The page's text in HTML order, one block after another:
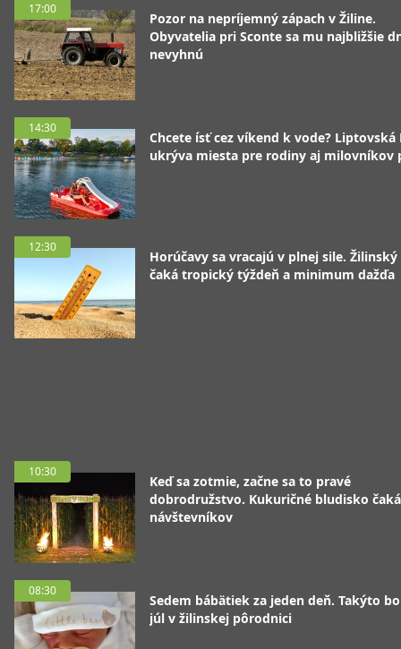
17:00
Pozor na nepríjemný zápach v Žiline.
Obyvatelia pri Sconte sa mu najbližšie
nevyhnú
14:30
Chcete ísť cez víkend k vode? Liptovská
ukrýva miesta pre rodiny aj milovníkov
12:30
Horúčavy sa vracajú v plnej sile.
čaká tropický týždeň a minimum dažďa
10:30
Keď sa zotmie, začne sa to pravé
dobrodružstvo. Kukuričné bludisko
návštevníkov
08:30
Sedem bábätiek za jeden deň. Takýto
júl v žilinskej pôrodnici